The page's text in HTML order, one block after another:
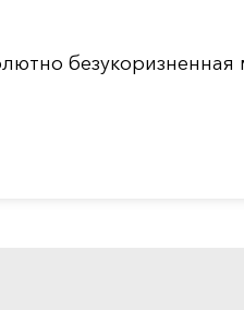
безукоризненная